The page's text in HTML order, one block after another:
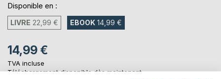
Disponible en :
LIVRE 22,99 € EBOOK 14,99 €
14,99 €
TVA incluse
Téléchargement disponible dès maintenant